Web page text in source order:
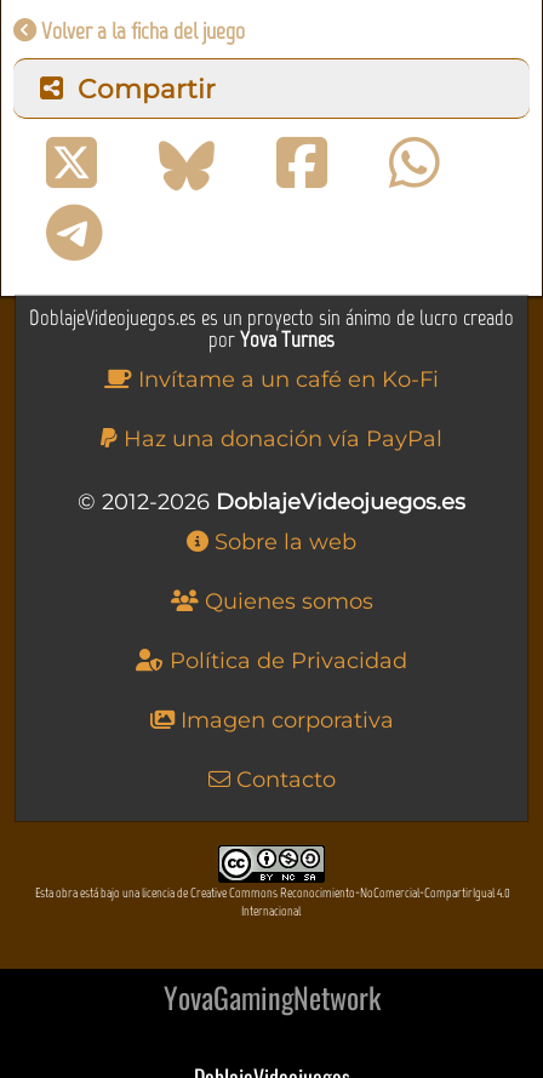
Volver a la ficha del juego
Compartir
DoblajeVideojuegos.es es un proyecto sin ánimo de lucro creado
porYova Turnes
Invítame a un café en Ko-Fi
Haz una donación vía PayPal
© 2012-2026 DoblajeVideojuegos.es
Sobre la web
Quienes somos
Política de Privacidad
Imagen corporativa
Contacto
Esta obra está bajo una licencia de Creative Commons Reconocimiento-NoComercial-CompartirIgual 4.0
Internacional
YovaGamingNetwork